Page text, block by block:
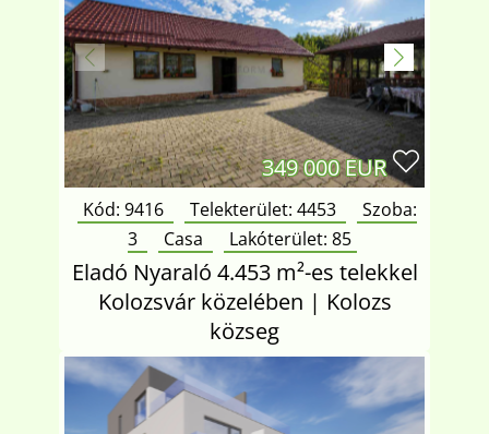
349 000 EUR
Kód: 9416 Telekterület: 4453
Szoba:
3
Casa Lakóterület: 85
Eladó Nyaraló 4.453 m²-es telekkel
Kolozsvár közelében | Kolozs
közseg